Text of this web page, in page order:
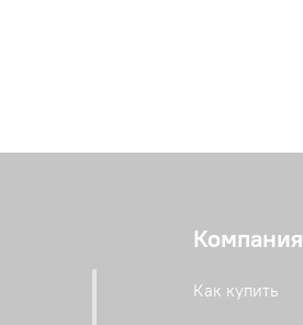
Компания
Как купить